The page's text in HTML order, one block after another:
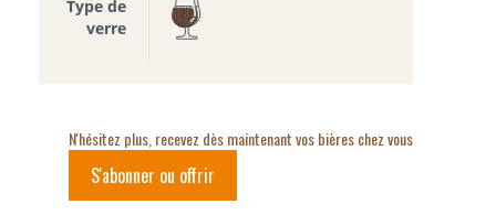
Type de
verre
N'hésitez plus, recevez dès maintenant vos bières chez vous
S'abonner ou offrir